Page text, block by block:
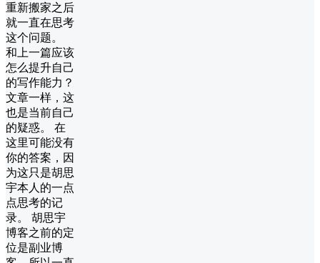
重新搬家之后
就一直在思考
这个问题。
和上一篇应该
怎么提升自己
的写作能力？
文章一样，这
也是当前自己
的疑惑。 在
这里可能没有
你的答案，因
为这只是胡思
宇本人的一点
点思考的记
录。 胡思宇
博客之前的定
位是副业博